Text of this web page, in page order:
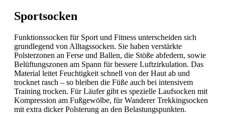
Sportsocken
Funktionssocken für Sport und Fitness unterscheiden sich
grundlegend von Alltagssocken. Sie haben verstärkte
Polsterzonen an Ferse und Ballen, die Stöße abfedern, sowie
Belüftungszonen am Spann für bessere Luftzirkulation. Das
Material leitet Feuchtigkeit schnell von der Haut ab und
trocknet rasch – so bleiben die Füße auch bei intensivem
Training trocken. Für Läufer gibt es spezielle Laufsocken mit
Kompression am Fußgewölbe, für Wanderer Trekkingsocken
mit extra dicker Polsterung an den Belastungspunkten.